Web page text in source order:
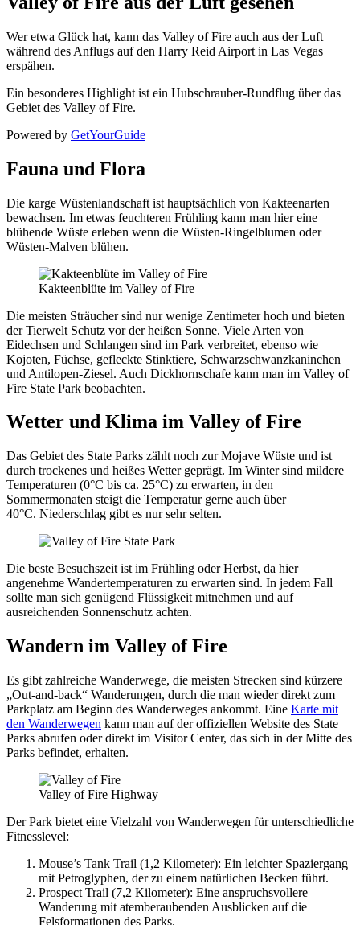
Wer etwa Glück hat, kann das Valley of Fire auch aus der Luft
während des Anflugs auf den Harry Reid Airport in Las Vegas
erspähen.
Ein besonderes Highlight ist ein Hubschrauber-Rundflug über das
Gebiet des Valley of Fire.
Powered by GetYourGuide
Fauna und Flora
Die karge Wüstenlandschaft ist hauptsächlich von Kakteenarten
bewachsen. Im etwas feuchteren Frühling kann man hier eine
blühende Wüste erleben wenn die Wüsten-Ringelblumen oder
Wüsten-Malven blühen.
Kakteenblüte im Valley of Fire
Die meisten Sträucher sind nur wenige Zentimeter hoch und bieten
der Tierwelt Schutz vor der heißen Sonne. Viele Arten von
Eidechsen und Schlangen sind im Park verbreitet, ebenso wie
Kojoten, Füchse, gefleckte Stinktiere, Schwarzschwanzkaninchen
und Antilopen-Ziesel. Auch Dickhornschafe kann man im Valley of
Fire State Park beobachten.
Wetter und Klima im Valley of Fire
Das Gebiet des State Parks zählt noch zur Mojave Wüste und ist
durch trockenes und heißes Wetter geprägt. Im Winter sind mildere
Temperaturen (0°C bis ca. 25°C) zu erwarten, in den
Sommermonaten steigt die Temperatur gerne auch über
40°C. Niederschlag gibt es nur sehr selten.
Die beste Besuchszeit ist im Frühling oder Herbst, da hier
angenehme Wandertemperaturen zu erwarten sind. In jedem Fall
sollte man sich genügend Flüssigkeit mitnehmen und auf
ausreichenden Sonnenschutz achten.
Wandern im Valley of Fire
Es gibt zahlreiche Wanderwege, die meisten Strecken sind kürzere
„Out-and-back“ Wanderungen, durch die man wieder direkt zum
Parkplatz am Beginn des Wanderweges ankommt. Eine Karte mit
den Wanderwegen kann man auf der offiziellen Website des State
Parks abrufen oder direkt im Visitor Center, das sich in der Mitte des
Parks befindet, erhalten.
Valley of Fire Highway
Der Park bietet eine Vielzahl von Wanderwegen für unterschiedliche
Fitnesslevel:
Mouse’s Tank Trail (1,2 Kilometer): Ein leichter Spaziergang
mit Petroglyphen, der zu einem natürlichen Becken führt.
Prospect Trail (7,2 Kilometer): Eine anspruchsvollere
Wanderung mit atemberaubenden Ausblicken auf die
Felsformationen des Parks.